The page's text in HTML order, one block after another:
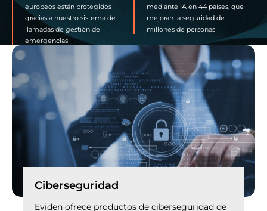
europeos están protegidos
gracias a nuestro sistema de
llamadas de gestión de
emergencias
mediante IA en 44 países, que
mejoran la seguridad de
millones de personas
Ciberseguridad
Eviden ofrece productos de ciberseguridad de